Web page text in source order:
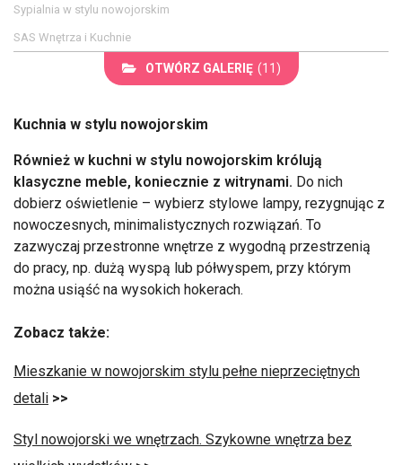
Sypialnia w stylu nowojorskim
SAS Wnętrza i Kuchnie
OTWÓRZ GALERIĘ (11)
Kuchnia w stylu nowojorskim
Również w kuchni w stylu nowojorskim królują
klasyczne meble, koniecznie z witrynami. Do nich
dobierz oświetlenie – wybierz stylowe lampy, rezygnując z
nowoczesnych, minimalistycznych rozwiązań. To
zazwyczaj przestronne wnętrze z wygodną przestrzenią
do pracy, np. dużą wyspą lub półwyspem, przy którym
można usiąść na wysokich hokerach.
Zobacz także:
Mieszkanie w nowojorskim stylu pełne nieprzeciętnych
detali >>
Styl nowojorski we wnętrzach. Szykowne wnętrza bez